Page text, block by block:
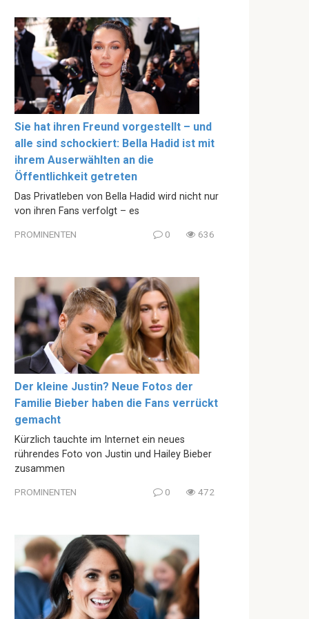
Sie hat ihren Freund vorgestellt – und
alle sind schockiert: Bella Hadid ist mit
ihrem Auserwählten an die
Öffentlichkeit getreten
Das Privatleben von Bella Hadid wird nicht nur
von ihren Fans verfolgt – es
PROMINENTEN 0 636
Der kleine Justin? Neue Fotos der
Familie Bieber haben die Fans verrückt
gemacht
Kürzlich tauchte im Internet ein neues
rührendes Foto von Justin und Hailey Bieber
zusammen
PROMINENTEN 0 472